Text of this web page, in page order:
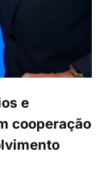
e
cooperação